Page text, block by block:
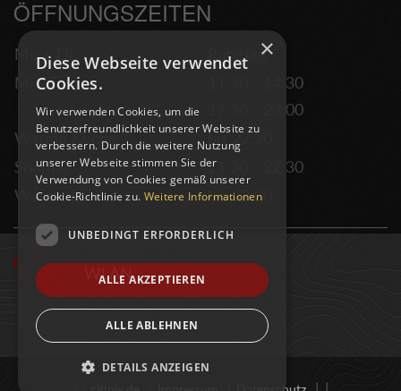
ÖFFNUNGSZEITEN
Mo + Di
Ruhetag
Mi - Sa
11:30 - 14:30
17:30 - 23:00
Warme Küche
bis 22:30
Sonntag
11:30 - 22:30
Warme Küche
bis 22:00
WLAN
×
Diese Webseite verwendet
Cookies.
Wir verwenden Cookies, um die
Benutzerfreundlichkeit unserer Website zu
verbessern. Durch die weitere Nutzung
unserer Webseite stimmen Sie der
Verwendung von Cookies gemäß unserer
Cookie-Richtlinie zu. Weitere Informationen
UNBEDINGT ERFORDERLICH
ALLE AKZEPTIEREN
ALLE ABLEHNEN
DETAILS ANZEIGEN